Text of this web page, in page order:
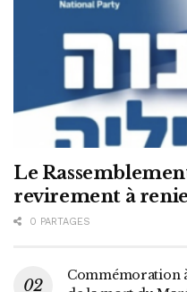
Le
revirement à
0 PARTAGES
Commémoration